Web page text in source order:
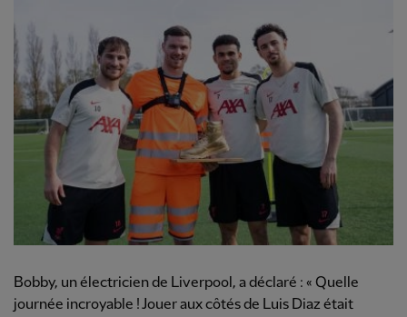
Bobby, un électricien de Liverpool, a déclaré : « Quelle
journée incroyable ! Jouer aux côtés de Luis Diaz était